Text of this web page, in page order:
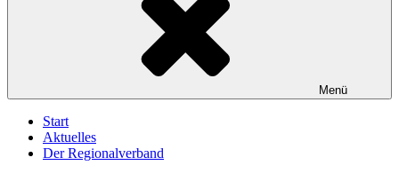
Menü
Start
Aktuelles
Der Regionalverband